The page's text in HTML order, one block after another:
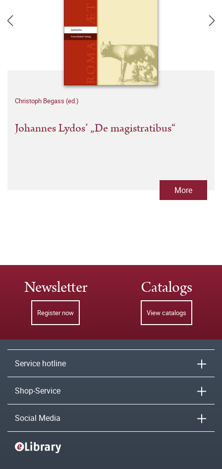
Christoph Begass (ed.)
Johannes Lydos’ „De magistratibus“
More
Newsletter
Register now
Catalogs
View catalogs
Service hotline
Shop-Service
Social Media